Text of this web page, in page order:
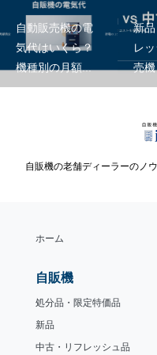
自動販売機の電
気代はいくら？
機種別の月額...
新
レ
売
自販機の老舗ディーラーのノ
ホーム
自販機
処分品・限定特価品
新品
中古・リフレッシュ品